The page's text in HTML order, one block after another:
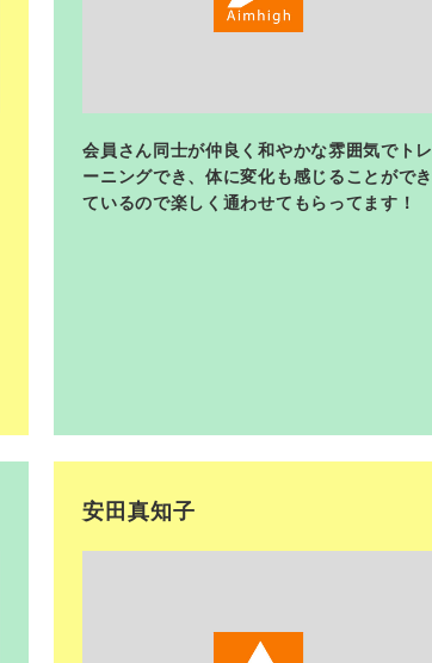
会員さん同士が仲良く和やかな雰囲気でトレ
ーニングでき、体に変化も感じることができ
ているので楽しく通わせてもらってます！
安田真知子
<